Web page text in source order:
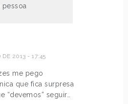
pessoa
DE 2013 - 17:45
me pego
que fica surpresa
“devemos” seguir…